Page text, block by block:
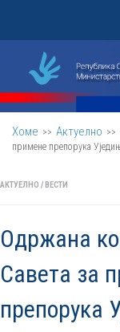
Хоме >> Актуелно >>
примене препорука
АКТУЕЛНО /ВЕСТИ
Одржана
Савета за
препорука